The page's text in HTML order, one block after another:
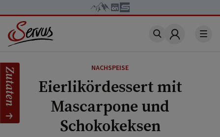
Account
NACHSPEISE
Eierlikördessert mit
Mascarpone und
Schokokeksen
Zutaten